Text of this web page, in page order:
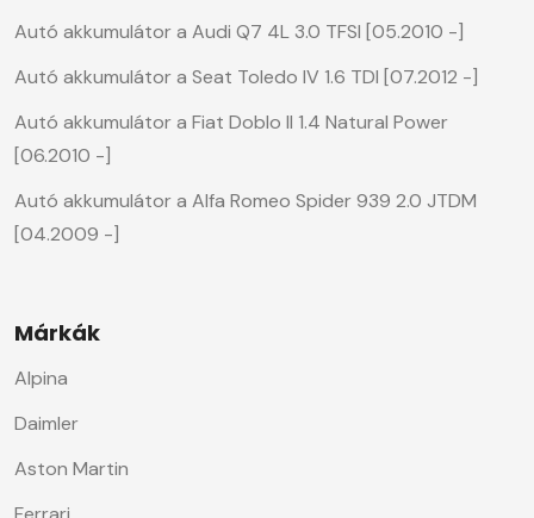
Autó akkumulátor a Audi Q7 4L 3.0 TFSI [05.2010 -]
Autó akkumulátor a Seat Toledo IV 1.6 TDI [07.2012 -]
Autó akkumulátor a Fiat Doblo II 1.4 Natural Power
[06.2010 -]
Autó akkumulátor a Alfa Romeo Spider 939 2.0 JTDM
[04.2009 -]
Márkák
Alpina
Daimler
Aston Martin